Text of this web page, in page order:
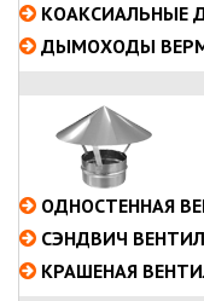
КОАКСИАЛЬНЫЕ
ДЫМОХОДЫ
ОДНОСТЕННАЯ
СЭНДВИЧ
КРАШЕНАЯ